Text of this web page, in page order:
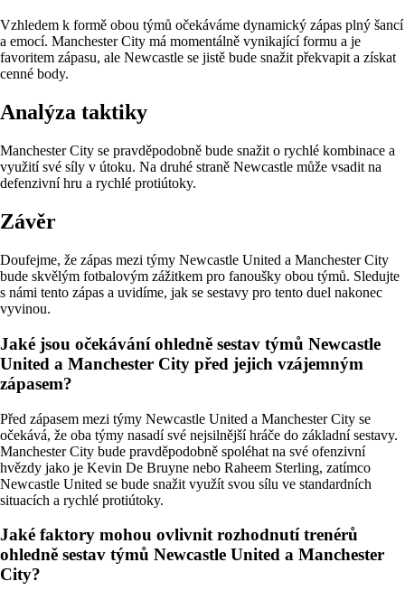
Vzhledem k formě obou týmů očekáváme dynamický zápas plný šancí
a emocí. Manchester City má momentálně vynikající formu a je
favoritem zápasu, ale Newcastle se jistě bude snažit překvapit a získat
cenné body.
Analýza taktiky
Manchester City se pravděpodobně bude snažit o rychlé kombinace a
využití své síly v útoku. Na druhé straně Newcastle může vsadit na
defenzivní hru a rychlé protiútoky.
Závěr
Doufejme, že zápas mezi týmy Newcastle United a Manchester City
bude skvělým fotbalovým zážitkem pro fanoušky obou týmů. Sledujte
s námi tento zápas a uvidíme, jak se sestavy pro tento duel nakonec
vyvinou.
Jaké jsou očekávání ohledně sestav týmů Newcastle
United a Manchester City před jejich vzájemným
zápasem?
Před zápasem mezi týmy Newcastle United a Manchester City se
očekává, že oba týmy nasadí své nejsilnější hráče do základní sestavy.
Manchester City bude pravděpodobně spoléhat na své ofenzivní
hvězdy jako je Kevin De Bruyne nebo Raheem Sterling, zatímco
Newcastle United se bude snažit využít svou sílu ve standardních
situacích a rychlé protiútoky.
Jaké faktory mohou ovlivnit rozhodnutí trenérů
ohledně sestav týmů Newcastle United a Manchester
City?